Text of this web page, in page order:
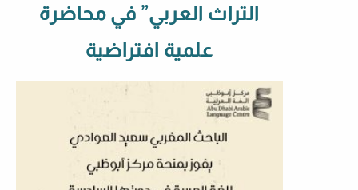
التراث العربي” في محاضرة
علمية افتراضية